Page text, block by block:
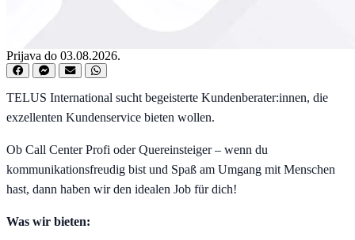
Prijava do 03.08.2026.
TELUS International sucht begeisterte Kundenberater:innen, die
exzellenten Kundenservice bieten wollen.
Ob Call Center Profi oder Quereinsteiger – wenn du
kommunikationsfreudig bist und Spaß am Umgang mit Menschen
hast, dann haben wir den idealen Job für dich!
Was wir bieten: